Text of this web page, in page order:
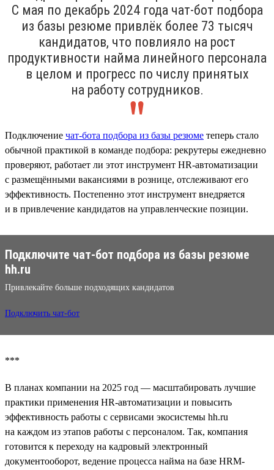
С мая по декабрь 2024 года чат-бот подбора
из базы резюме привлёк более 73 тысяч
кандидатов, что повлияло на рост
продуктивности найма линейного персонала
в целом и прогресс по числу принятых
на работу сотрудников.
Подключение чат-бота подбора из базы резюме теперь стало
обычной практикой в команде подбора: рекрутеры ежедневно
проверяют, работает ли этот инструмент HR-автоматизации
с размещёнными вакансиями в рознице, отслеживают его
эффективность. Постепенно этот инструмент внедряется
и в привлечение кандидатов на управленческие позиции.
Подключите чат-бот подбора из базы резюме
hh.ru
Привлекайте больше подходящих кандидатов
Подключить чат-бот
***
В планах компании на 2025 год — масштабировать лучшие
практики применения HR-автоматизации и повысить
эффективность работы с сервисами экосистемы hh.ru
на каждом из этапов работы с персоналом. Так, компания
готовится к переходу на кадровый электронный
документооборот, ведение процесса найма на базе HRM-